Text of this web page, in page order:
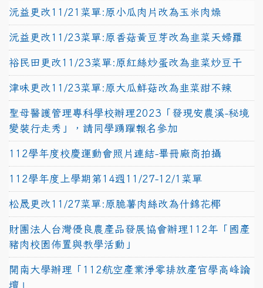
沅益更改11/21菜單:原小瓜肉片改為玉米肉燥
沅益更改11/23菜單:原香菇黃豆芽改為韭菜天婦羅
裕民田更改11/23菜單:原紅絲炒蛋改為韭菜炒豆干
津味更改11/23菜單:原大瓜鮮菇改為韭菜甜不辣
聖母醫護管理專科學校辦理2023「發現安農溪-秘境
變裝行走秀」，請同學踴躍報名參加
112學年度校慶運動會照片連結-畢冊廠商拍攝
112學年度上學期第14週11/27-12/1菜單
松晟更改11/27菜單:原脆薯肉絲改為什錦花椰
財團法人台灣優良農產品發展協會辦理112年「國產
豬肉校園佈置與教學活動」
開南大學辦理「112航空產業淨零排放產官學高峰論
壇」